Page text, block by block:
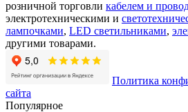
розничной торговли кабелем и
электротехническими и
лампочками, LED светильниками,
другими товарами.
Политика
сайта
Популярное